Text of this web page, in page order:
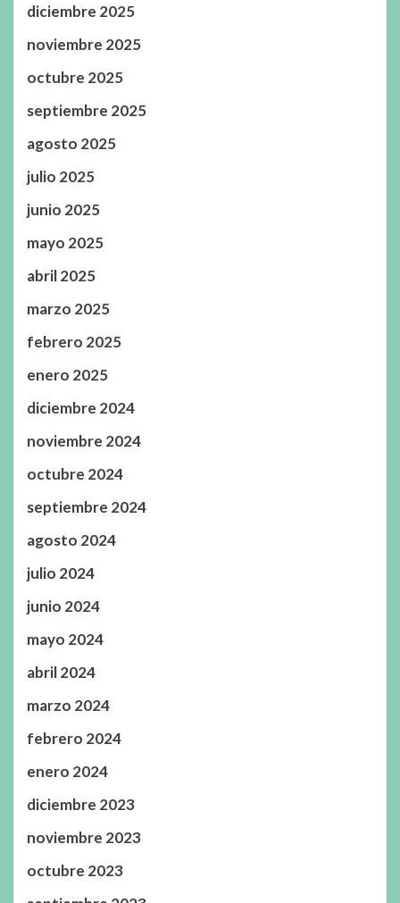
diciembre 2025
noviembre 2025
octubre 2025
septiembre 2025
agosto 2025
julio 2025
junio 2025
mayo 2025
abril 2025
marzo 2025
febrero 2025
enero 2025
diciembre 2024
noviembre 2024
octubre 2024
septiembre 2024
agosto 2024
julio 2024
junio 2024
mayo 2024
abril 2024
marzo 2024
febrero 2024
enero 2024
diciembre 2023
noviembre 2023
octubre 2023